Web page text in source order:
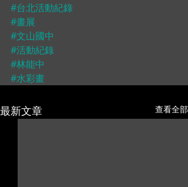
#台北活動紀錄
#畫展
#文山國中
#活動紀錄
#林能中
#水彩畫
最新文章 查看全部